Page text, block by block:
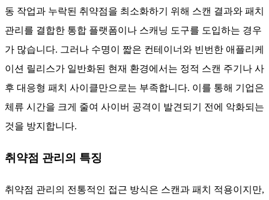
동 작업과 누락된 취약점을 최소화하기 위해 스캔 결과와 패치
관리를 결합한 통합 플랫폼이나 스캐닝 도구를 도입하는 경우
가 많습니다. 그러나 수명이 짧은 컨테이너와 빈번한 애플리케
이션 릴리스가 일반화된 현재 환경에서는 정적 스캔 주기나 사
후 대응형 패치 사이클만으로는 부족합니다. 이를 통해 기업은
체류 시간을 크게 줄여 사이버 공격이 발견되기 전에 악화되는
것을 방지합니다.
취약점 관리의 특징
취약점 관리의 전통적인 접근 방식은 스캔과 패치 적용이지만,